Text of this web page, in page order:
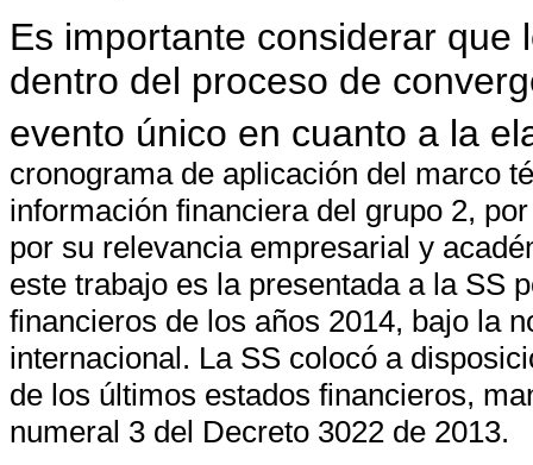
Es importante considerar que
dentro del proceso de
evento único en cuanto a la
cronograma de aplicación del marco
información financiera del grupo 2,
por su relevancia empresarial y
este trabajo es la presentada a la SS
financieros de los años 2014, bajo la
internacional. La SS colocó a
de los últimos estados financieros,
numeral 3 del Decreto 3022 de 2013.